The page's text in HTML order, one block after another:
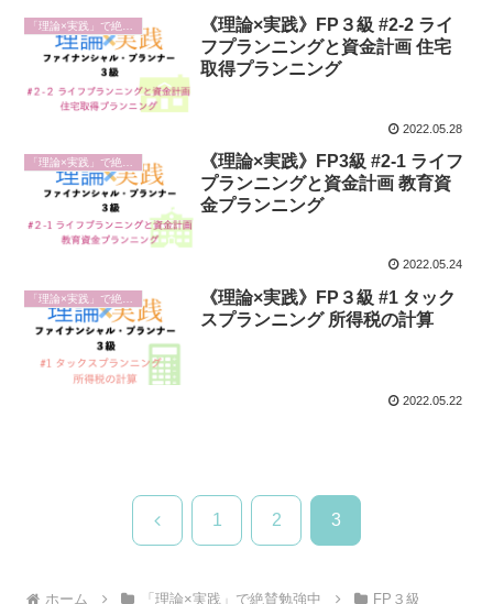
「理論×実践」で絶賛勉強中
《理論×実践》FP３級 #2-2 ライ
フプランニングと資金計画 住宅
取得プランニング
2022.05.28
《理論×実践》FP3級 #2-1 ライフ
プランニングと資金計画 教育資
金プランニング
2022.05.24
《理論×実践》FP３級 #1 タック
スプランニング 所得税の計算
2022.05.22
前 1 2 3
ホーム 「理論×実践」で絶賛勉強中 FP３級